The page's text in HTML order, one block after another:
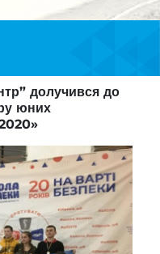
долучився до
юних